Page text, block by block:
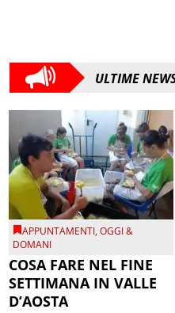
ULTIME
APPUNTAMENTI,OGGI &
DOMANI
COSA FARE NEL FINE
SETTIMANA IN VALLE
D’AOSTA